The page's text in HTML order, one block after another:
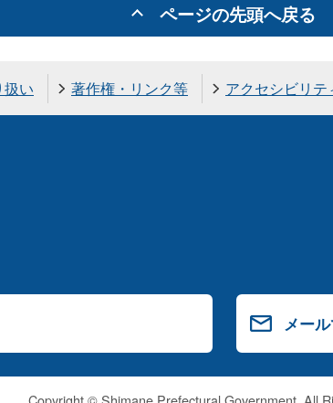
ページの先頭へ戻る
い 著作権・リンク等 アクセシビリテ
メー